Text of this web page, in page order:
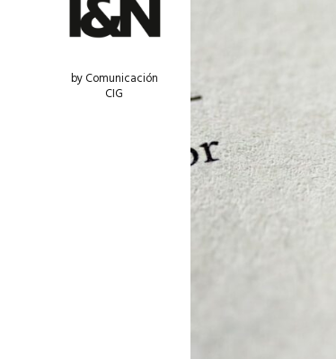
by Comunicación
CIG